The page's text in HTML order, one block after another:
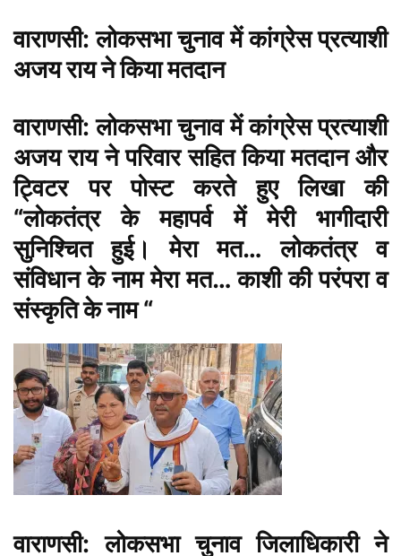
वाराणसी: लोकसभा चुनाव में कांग्रेस प्रत्याशी
अजय राय ने किया मतदान
वाराणसी: लोकसभा चुनाव में कांग्रेस प्रत्याशी
अजय राय ने परिवार सहित किया मतदान और
ट्विटर पर पोस्ट करते हुए लिखा की
“लोकतंत्र के महापर्व में मेरी भागीदारी
सुनिश्चित हुई। मेरा मत… लोकतंत्र व
संविधान के नाम मेरा मत… काशी की परंपरा व
संस्कृति के नाम “
वाराणसी: लोकसभा चुनावजिलाधिकारी ने